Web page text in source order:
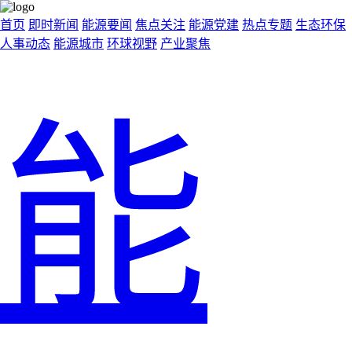
首页 即时新闻 能源要闻 焦点关注 能源党建 热点专题 生态环保
人事动态 能源城市 环球视野 产业聚焦
能